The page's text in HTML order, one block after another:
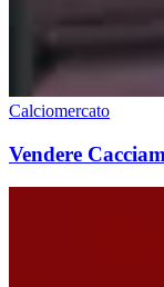
Calciomercato
Vendere